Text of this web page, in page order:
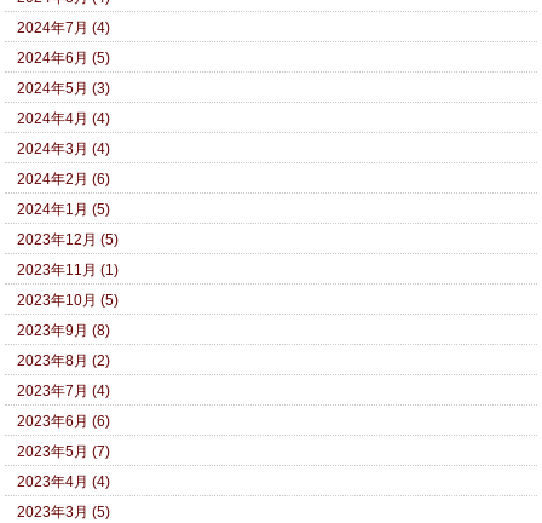
2024年7月 (4)
2024年6月 (5)
2024年5月 (3)
2024年4月 (4)
2024年3月 (4)
2024年2月 (6)
2024年1月 (5)
2023年12月 (5)
2023年11月 (1)
2023年10月 (5)
2023年9月 (8)
2023年8月 (2)
2023年7月 (4)
2023年6月 (6)
2023年5月 (7)
2023年4月 (4)
2023年3月 (5)